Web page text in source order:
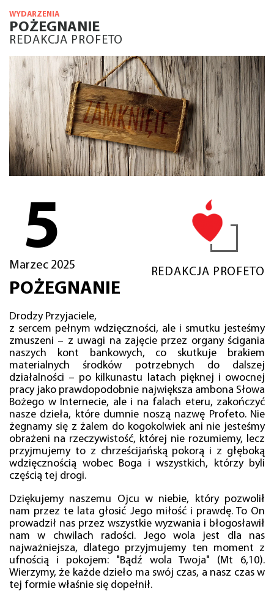
WYDARZENIA
POŻEGNANIE
REDAKCJA PROFETO
5
Marzec 2025
REDAKCJA PROFETO
POŻEGNANIE
Drodzy Przyjaciele,
z sercem pełnym wdzięczności, ale i smutku jesteśmy
zmuszeni – z uwagi na zajęcie przez organy ścigania
naszych kont bankowych, co skutkuje brakiem
materialnych środków potrzebnych do dalszej
działalności – po kilkunastu latach pięknej i owocnej
pracy jako prawdopodobnie największa ambona Słowa
Bożego w Internecie, ale i na falach eteru, zakończyć
nasze dzieła, które dumnie noszą nazwę Profeto. Nie
żegnamy się z żalem do kogokolwiek ani nie jesteśmy
obrażeni na rzeczywistość, której nie rozumiemy, lecz
przyjmujemy to z chrześcijańską pokorą i z głęboką
wdzięcznością wobec Boga i wszystkich, którzy byli
częścią tej drogi.
Dziękujemy naszemu Ojcu w niebie, który pozwolił
nam przez te lata głosić Jego miłość i prawdę. To On
prowadził nas przez wszystkie wyzwania i błogosławił
nam w chwilach radości. Jego wola jest dla nas
najważniejsza, dlatego przyjmujemy ten moment z
ufnością i pokojem: "Bądź wola Twoja" (Mt 6,10).
Wierzymy, że każde dzieło ma swój czas, a nasz czas w
tej formie właśnie się dopełnił.